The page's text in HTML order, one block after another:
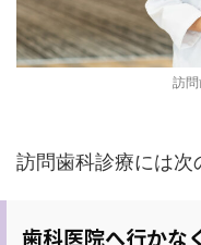
訪
訪問歯科診療には次
歯科医院へ行かな